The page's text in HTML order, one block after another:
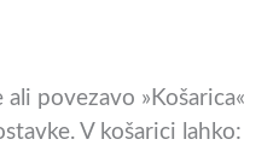
povezavo »Košarica«
V košarici lahko: